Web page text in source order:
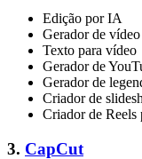
Edição por IA
Gerador de
Texto para vídeo
Gerador de
Gerador de
Criador de
Criador de Reels
3. CapCut